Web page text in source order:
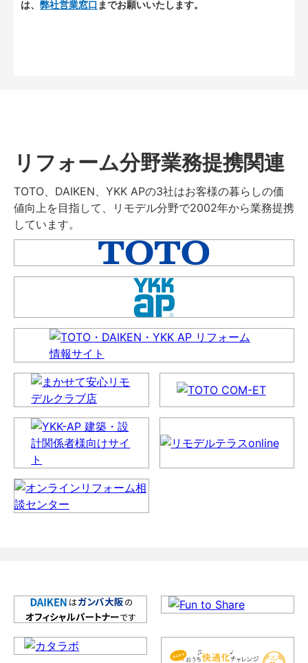
は、 弊社営業窓口 までお願いいたします。
リフォーム分野業務提携関連
TOTO、DAIKEN、YKK APの3社はお客様の暮らしの価
値向上を目指して、リモデル分野で2002年から業務提携
しています。